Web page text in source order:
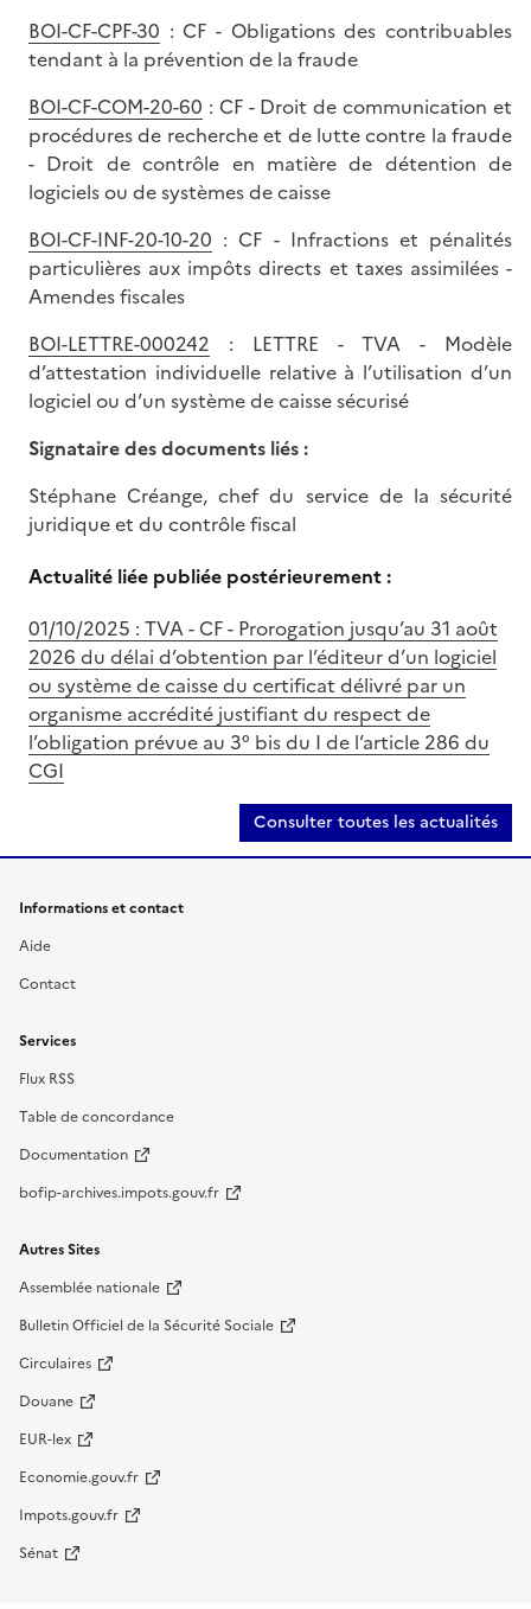
BOI-CF-CPF-30 : CF - Obligations des contribuables
tendant à la prévention de la fraude
BOI-CF-COM-20-60 : CF - Droit de communication et
procédures de recherche et de lutte contre la fraude
- Droit de contrôle en matière de détention de
logiciels ou de systèmes de caisse
BOI-CF-INF-20-10-20 : CF - Infractions et pénalités
particulières aux impôts directs et taxes assimilées -
Amendes fiscales
BOI-LETTRE-000242 : LETTRE - TVA - Modèle
d’attestation individuelle relative à l’utilisation d’un
logiciel ou d’un système de caisse sécurisé
Signataire des documents liés :
Stéphane Créange, chef du service de la sécurité
juridique et du contrôle fiscal
Actualité liée publiée postérieurement :
01/10/2025 : TVA - CF - Prorogation jusqu’au 31 août
2026 du délai d’obtention par l’éditeur d’un logiciel
ou système de caisse du certificat délivré par un
organisme accrédité justifiant du respect de
l’obligation prévue au 3° bis du I de l’article 286 du
CGI
Consulter toutes les actualités
Informations et contact
Aide
Contact
Services
Flux RSS
Table de concordance
Documentation
bofip-archives.impots.gouv.fr
Autres Sites
Assemblée nationale
Bulletin Officiel de la Sécurité Sociale
Circulaires
Douane
EUR-lex
Economie.gouv.fr
Impots.gouv.fr
Sénat